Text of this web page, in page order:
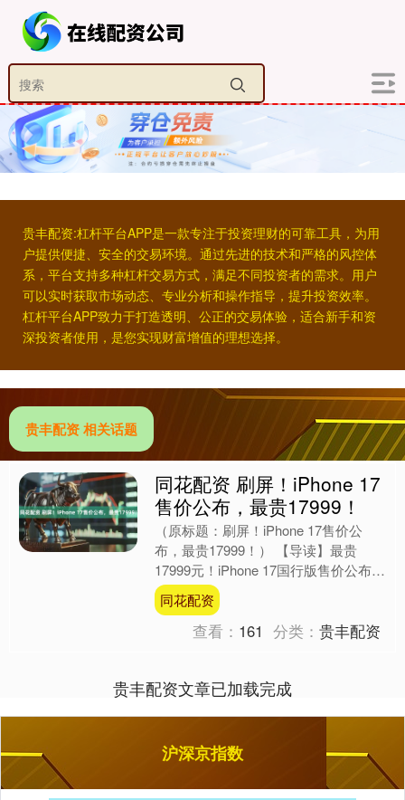
贵丰配资:杠杆平台APP是一款专注于投资理财的可靠工具，为用
户提供便捷、安全的交易环境。通过先进的技术和严格的风控体
系，平台支持多种杠杆交易方式，满足不同投资者的需求。用户
可以实时获取市场动态、专业分析和操作指导，提升投资效率。
杠杆平台APP致力于打造透明、公正的交易体验，适合新手和资
深投资者使用，是您实现财富增值的理想选择。
贵丰配资 相关话题
同花配资 刷屏！iPhone 17
售价公布，最贵17999！
（原标题：刷屏！iPhone 17售价公
布，最贵17999！） 【导读】最贵
17999元！iPhone 17国行版售价公布
中国基金报记者李智 北京时间9月10....
同花配资
查看： 161 分类：贵丰配资
贵丰配资文章已加载完成
沪深京指数